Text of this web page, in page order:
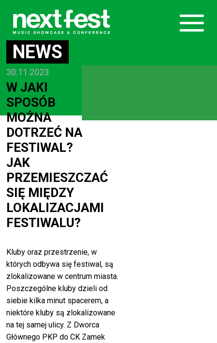
NEWS
30.11.2023
W JAKI
SPOSÓB
MOŻNA
DOTRZEĆ NA
FESTIWAL?
JAK
PRZEMIESZCZAĆ
SIĘ MIĘDZY
LOKALIZACJAMI
FESTIWALU?
Kluby oraz przestrzenie, w
których odbywa się festiwal, są
zlokalizowane w centrum miasta.
Poszczególne kluby dzieli od
siebie kilka minut spacerem, a
niektóre kluby są zlokalizowane
na tej samej ulicy. Z Dworca
Głównego PKP do CK Zamek